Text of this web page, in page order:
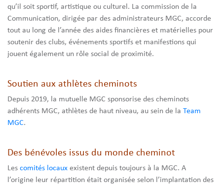
qu’il soit sportif, artistique ou culturel. La commission de la
Communication, dirigée par des administrateurs MGC, accorde
tout au long de l’année des aides financières et matérielles pour
soutenir des clubs, événements sportifs et manifestions qui
jouent également un rôle social de proximité.
Soutien aux athlètes cheminots
Depuis 2019, la mutuelle MGC sponsorise des cheminots
adhérents MGC, athlètes de haut niveau, au sein de la Team
MGC.
Des bénévoles issus du monde cheminot
Les comités locaux existent depuis toujours à la MGC. A
l’origine leur répartition était organisée selon l’implantation des